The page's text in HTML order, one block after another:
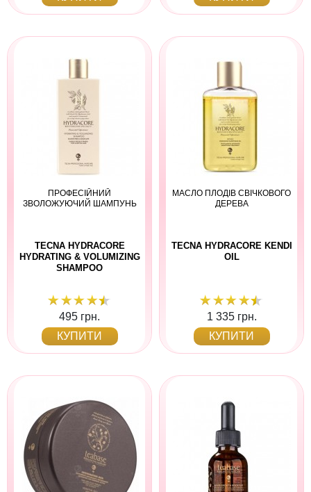
ПРОФЕСІЙНИЙ
ЗВОЛОЖУЮЧИЙ ШАМПУНЬ
TECNA HYDRACORE
HYDRATING & VOLUMIZING
SHAMPOO
495 грн.
КУПИТИ
МАСЛО ПЛОДІВ СВІЧКОВОГО
ДЕРЕВА
TECNA HYDRACORE KENDI
OIL
1 335 грн.
КУПИТИ